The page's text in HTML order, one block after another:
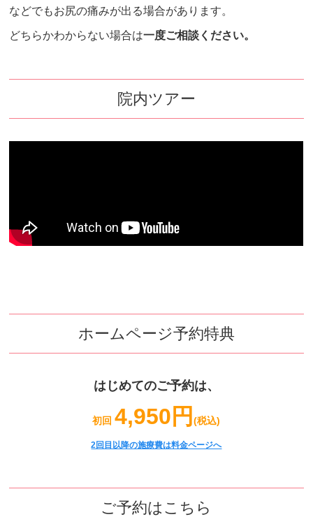
などでもお尻の痛みが出る場合があります。
どちらかわからない場合は一度ご相談ください。
院内ツアー
ホームページ予約特典
はじめてのご予約は、
初回4,950円(税込)
2回目以降の施療費は料金ページへ
ご予約はこちら